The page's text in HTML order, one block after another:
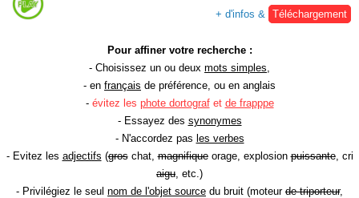
+ d'infos &
Téléchargement
Pour affiner votre recherche :
- Choisissez un ou deux mots simples
- en français de préférence, ou en anglais
- évitez les phote dortografet de frapppe
- Essayez des synonymes
- N'accordez pas les verbes
- Evitez les adjectifs (groschat,magnifiqueorage, explosionpuissante, cri
aigu , etc.)
- Privilégiez le seul nom de l'objet source du bruit (moteur de triporteur,